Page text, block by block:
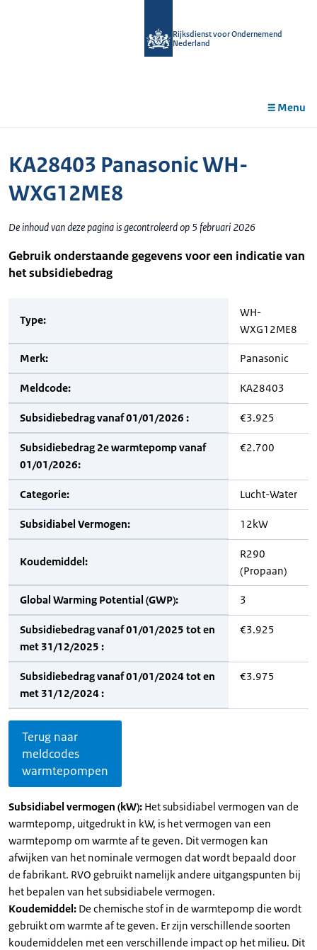
Rijksdienst voor Ondernemend
Nederland
Menu
KA28403 Panasonic WH-
WXG12ME8
De inhoud van deze pagina is gecontroleerd op 5 februari 2026
Gebruik onderstaande gegevens voor een indicatie van
het subsidiebedrag
Type:
WH-
WXG12ME8
Merk: Panasonic
Meldcode: KA28403
Subsidiebedrag vanaf 01/01/2026 : €3.925
Subsidiebedrag 2e warmtepomp vanaf
01/01/2026:
€2.700
Categorie: Lucht-Water
Subsidiabel Vermogen: 12kW
Koudemiddel:
R290
(Propaan)
Global Warming Potential (GWP): 3
Subsidiebedrag vanaf 01/01/2025 tot en
met 31/12/2025 :
€3.925
Subsidiebedrag vanaf 01/01/2024 tot en
met 31/12/2024 :
€3.975
Terug naar
meldcodes
warmtepompen
Subsidiabel vermogen (kW): Het subsidiabel vermogen van de
warmtepomp, uitgedrukt in kW, is het vermogen van een
warmtepomp om warmte af te geven. Dit vermogen kan
afwijken van het nominale vermogen dat wordt bepaald door
de fabrikant. RVO gebruikt namelijk andere uitgangspunten bij
het bepalen van het subsidiabele vermogen.
Koudemiddel: De chemische stof in de warmtepomp die wordt
gebruikt om warmte af te geven. Er zijn verschillende soorten
koudemiddelen met een verschillende impact op het milieu. Dit